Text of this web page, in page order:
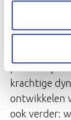
formuleren
vaak
projectleider
lichting is
krachtige
ontwikkelen
ook verder: